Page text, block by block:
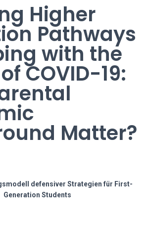
Higher
Pathways
with the
COVID-19:
Matter?
defensiver Strategien für First-
Generation Students